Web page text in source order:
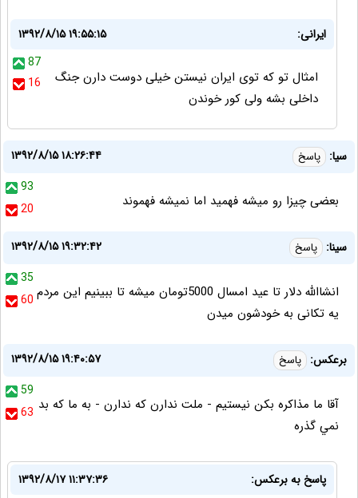
ایرانی:
۱۳۹۲/۸/۱۵ ۱۹:۵۵:۱۵
87
16
امثال تو که توی ایران نیستن خیلی دوست دارن جنگ
داخلی بشه ولی کور خوندن
سیا: پاسخ
۱۳۹۲/۸/۱۵ ۱۸:۲۶:۴۴
93
20
بعضی چیزا رو میشه فهمید اما نمیشه فهموند
سینا: پاسخ
۱۳۹۲/۸/۱۵ ۱۹:۳۲:۴۲
35
60 انشاالله دلار تا عید امسال 5000تومان میشه تا ببینیم این مردم
یه تکانی به خودشون میدن
برعكس: پاسخ
۱۳۹۲/۸/۱۵ ۱۹:۴۰:۵۷
59
63 آقا ما مذاكره بكن نيستيم - ملت ندارن كه ندارن - به ما كه بد
نمي گذره
پاسخ به برعکس:
۱۳۹۲/۸/۱۷ ۱۱:۳۷:۳۶